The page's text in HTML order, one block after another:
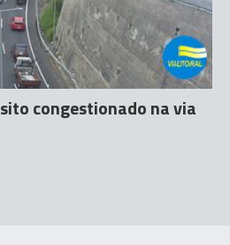
congestionado na via